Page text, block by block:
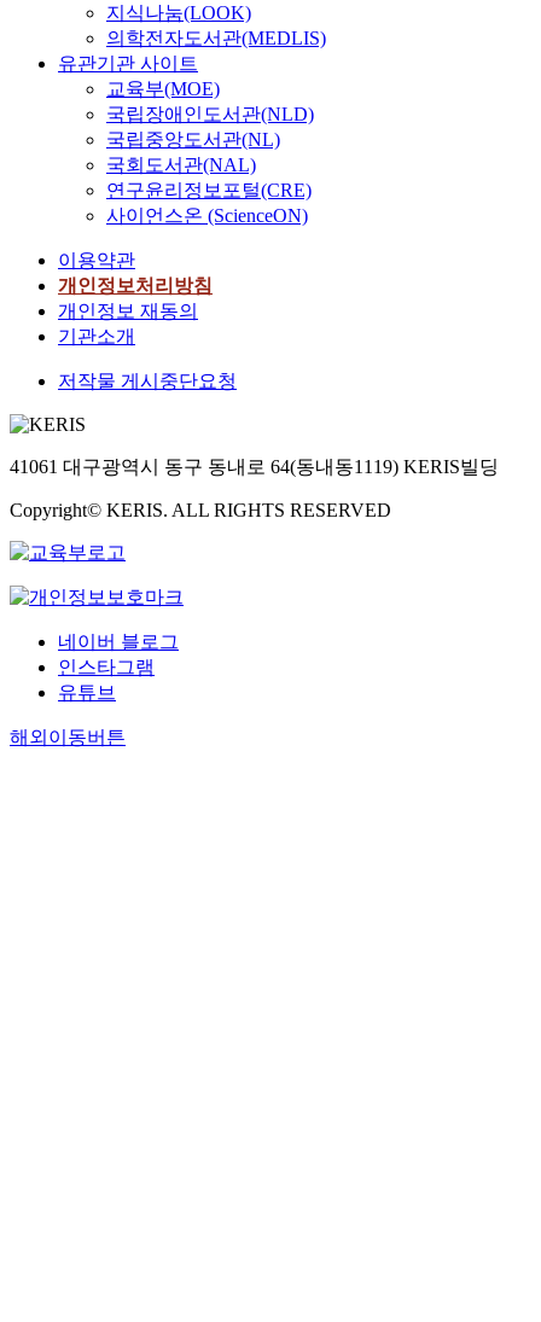
지식나눔(LOOK)
의학전자도서관(MEDLIS)
유관기관 사이트
교육부(MOE)
국립장애인도서관(NLD)
국립중앙도서관(NL)
국회도서관(NAL)
연구윤리정보포털(CRE)
사이언스온 (ScienceON)
이용약관
개인정보처리방침
개인정보 재동의
기관소개
저작물 게시중단요청
41061 대구광역시 동구 동내로 64(동내동1119) KERIS빌딩
Copyright© KERIS. ALL RIGHTS RESERVED
네이버 블로그
인스타그램
유튜브
해외이동버튼